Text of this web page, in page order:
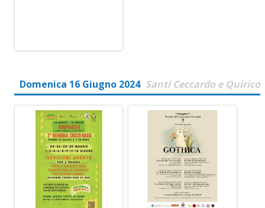
Domenica 16 Giugno 2024 Santi Ceccardo e Quirico